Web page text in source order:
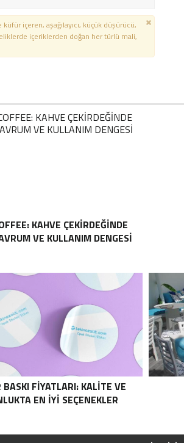
içeren, aşağılayıcı, küçük düşürücü,
içeriklerden doğan her türlü mali,
KAHVE ÇEKIRDEĞINDE
VE KULLANIM DENGESI
BASKI FIYATLARI: KALITE VE
EN İYI SEÇENEKLER